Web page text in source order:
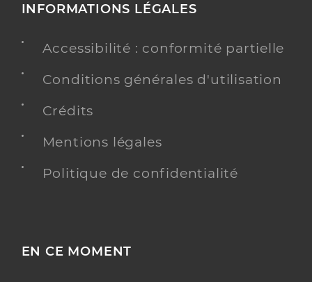
INFORMATIONS LÉGALES
Accessibilité : conformité partielle
Conditions générales d'utilisation
Crédits
Mentions légales
Politique de confidentialité
EN CE MOMENT